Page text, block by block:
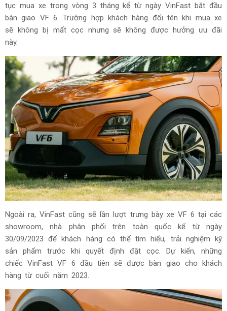
tục mua xe trong vòng 3 tháng kể từ ngày VinFast bắt đầu
bàn giao VF 6. Trường hợp khách hàng đổi tên khi mua xe
sẽ không bị mất cọc nhưng sẽ không được hưởng ưu đãi
này.
Ngoài ra, VinFast cũng sẽ lần lượt trưng bày xe VF 6 tại các
showroom, nhà phân phối trên toàn quốc kể từ ngày
30/09/2023 để khách hàng có thể tìm hiểu, trải nghiệm kỹ
sản phẩm trước khi quyết định đặt cọc. Dự kiến, những
chiếc VinFast VF 6 đầu tiên sẽ được bàn giao cho khách
hàng từ cuối năm 2023.